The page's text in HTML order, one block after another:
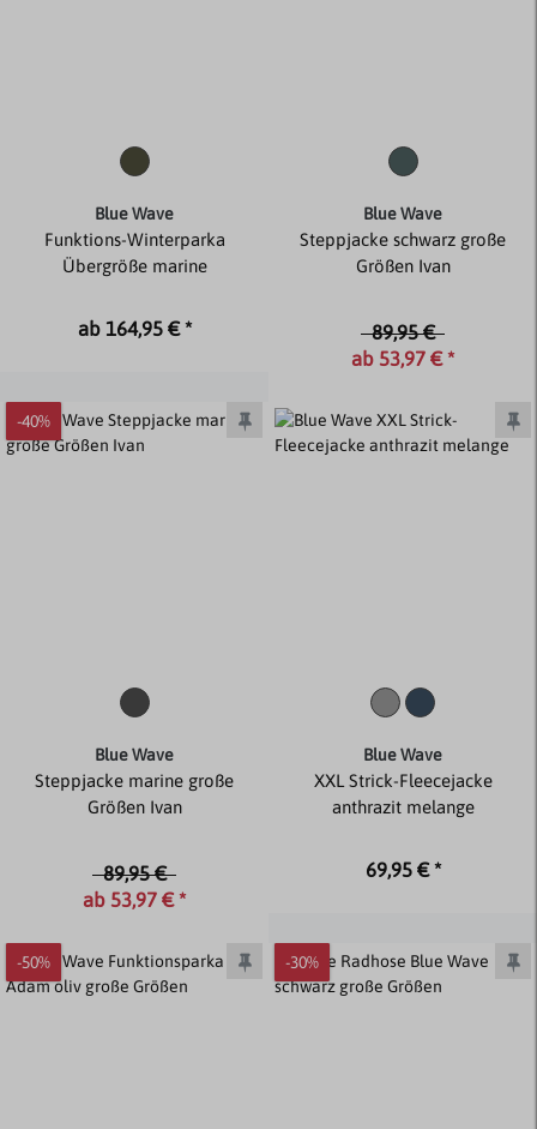
Blue Wave
Funktions-Winterparka
Übergröße marine
ab 164,95 € *
Blue Wave
Steppjacke schwarz große
Größen Ivan
89,95 €
ab 53,97 € *
-40%
Blue Wave
Steppjacke marine große
Größen Ivan
89,95 €
ab 53,97 € *
Blue Wave
XXL Strick-Fleecejacke
anthrazit melange
69,95 € *
-50% -30%